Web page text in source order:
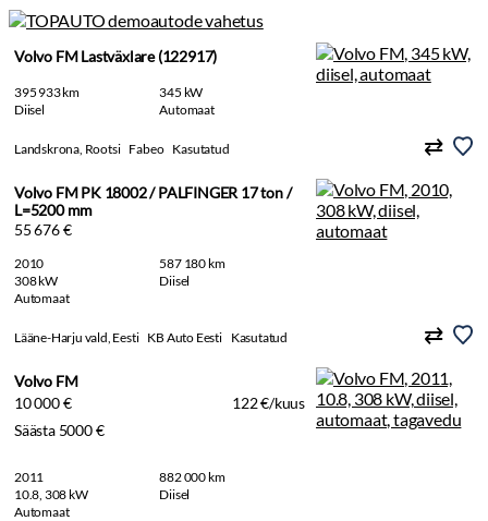
Volvo FM Lastväxlare (122917)
395 933 km
345 kW
Diisel
Automaat
Landskrona, Rootsi Fabeo Kasutatud
Volvo FM PK 18002 / PALFINGER 17 ton /
L=5200 mm
55 676 €
2010
587 180 km
308 kW
Diisel
Automaat
Lääne-Harju vald, Eesti KB Auto Eesti Kasutatud
Volvo FM
10 000 €
122 €/kuus
Säästa 5000 €
2011
882 000 km
10.8, 308 kW
Diisel
Automaat